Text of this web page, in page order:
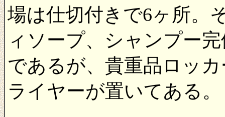
場は仕切付きで6ヶ所。
ィソープ、シャンプー
であるが、貴重品ロッ
ライヤーが置いてある。